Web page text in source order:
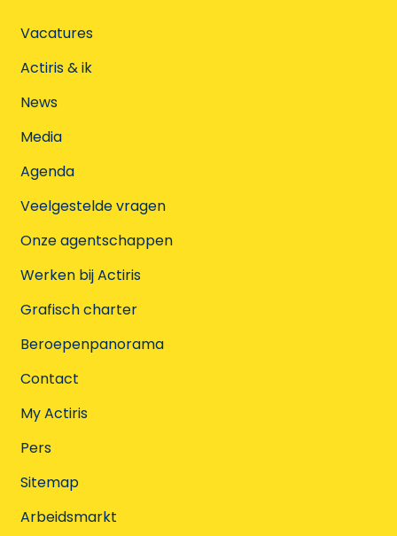
Vacatures
Actiris & ik
News
Media
Agenda
Veelgestelde vragen
Onze agentschappen
Werken bij Actiris
Grafisch charter
Beroepenpanorama
Contact
My Actiris
Pers
Sitemap
Arbeidsmarkt